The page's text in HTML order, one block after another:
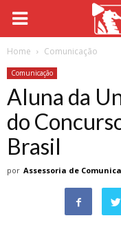
Home Comunicação
Comunicação
Aluna da
do
Brasil
por Assessoria de